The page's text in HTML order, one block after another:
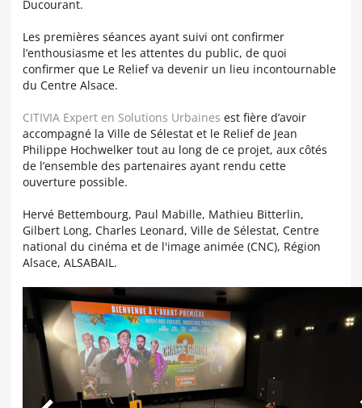
Ducourant.
Les premières séances ayant suivi ont confirmer
l’enthousiasme et les attentes du public, de quoi
confirmer que Le Relief va devenir un lieu incontournable
du Centre Alsace.
CITIVIA Expert en Solutions Urbaines est fière d’avoir
accompagné la Ville de Sélestat et le Relief de Jean
Philippe Hochwelker tout au long de ce projet, aux côtés
de l’ensemble des partenaires ayant rendu cette
ouverture possible.
Hervé Bettembourg, Paul Mabille, Mathieu Bitterlin,
Gilbert Long, Charles Leonard, Ville de Sélestat, Centre
national du cinéma et de l'image animée (CNC), Région
Alsace, ALSABAIL.